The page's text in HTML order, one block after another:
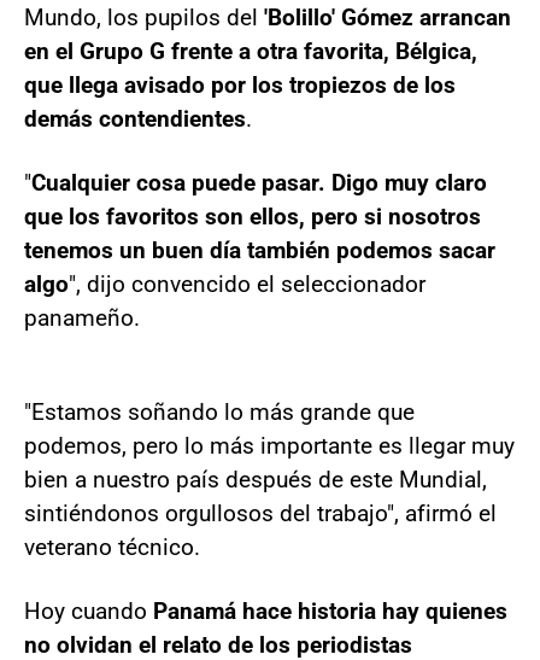
Mundo, los pupilos del 'Bolillo' Gómez arrancan
en el Grupo G frente a otra favorita, Bélgica,
que llega avisado por los tropiezos de los
demás contendientes.
"Cualquier cosa puede pasar. Digo muy claro
que los favoritos son ellos, pero si nosotros
tenemos un buen día también podemos sacar
algo", dijo convencido el seleccionador
panameño.
"Estamos soñando lo más grande que
podemos, pero lo más importante es llegar muy
bien a nuestro país después de este Mundial,
sintiéndonos orgullosos del trabajo", afirmó el
veterano técnico.
Hoy cuando Panamá hace historia hay quienes
no olvidan el relato de los periodistas